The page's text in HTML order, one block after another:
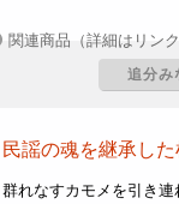
追分
民謡の魂を継承し
群れなすカモメを引き